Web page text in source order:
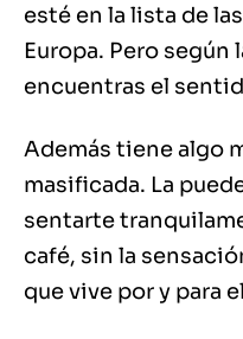
esté en la lista de
Europa. Pero según
encuentras el
Además tiene algo
masificada. La
sentarte
café, sin la
que vive por y para